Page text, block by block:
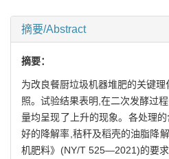
摘要/Abstract
摘要：
为改良餐厨垃圾机器堆肥的关键
照。试验结果表明,在二次发酵过
量均呈现了上升的现象。各处理
好的降解率,秸秆及稻壳的油脂降
机肥料》(NY/T 525—2021)的要